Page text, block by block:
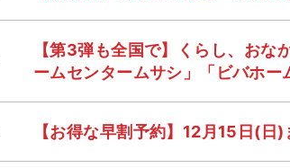
【第3弾も全国で】くらし、おな
ームセンタームサシ」「ビバホー
【お得な早割予約】12月15日(日